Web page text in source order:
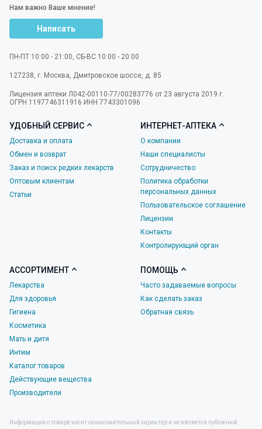
Нам важно Ваше мнение!
Написать
ПН-ПТ 10:00 - 21:00, СБ-ВС 10:00 - 20:00
127238 г. Москва Дмитровское шоссе, д. 85
Лицензия аптеки Л042-00110-77/00283776 от 23 августа 2019 г.
ОГРН 1197746311916 ИНН 7743301096
УДОБНЫЙ СЕРВИС
Доставка и оплата
Обмен и возврат
Заказ и поиск редких лекарств
Оптовым клиентам
Статьи
ИНТЕРНЕТ-АПТЕКА
О компании
Наши специалисты
Сотрудничество
Политика обработки
персональных данных
Пользовательское соглашение
Лицензии
Контакты
Контролирующий орган
АССОРТИМЕНТ
Лекарства
Для здоровья
Гигиена
Косметика
Мать и дитя
Интим
Каталог товаров
Действующие вещества
Производители
ПОМОЩЬ
Часто задаваемые вопросы
Как сделать заказ
Обратная связь
Информация о товаре носит ознакомительный характер и не является публичной